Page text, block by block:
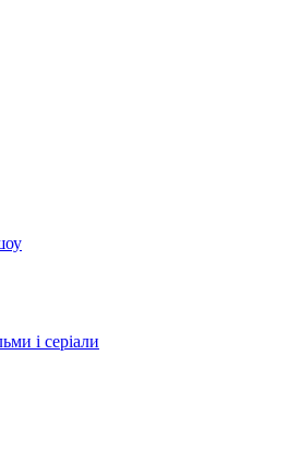
і серіали